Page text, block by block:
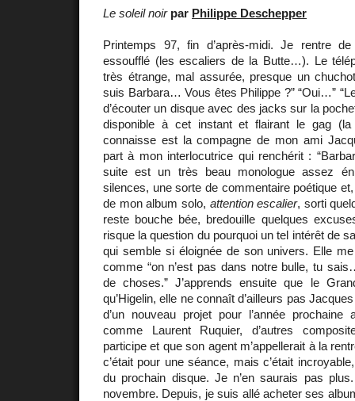
Le soleil noir par Philippe Deschepper
Printemps 97, fin d’après-midi. Je rentre
essoufflé (les escaliers de la Butte…). Le
très étrange, mal assurée, presque un
suis Barbara… Vous êtes Philippe ?” “Oui…”
d’écouter un disque avec des jacks sur la
disponible à cet instant et flairant le gag
connaisse est la compagne de mon ami
part à mon interlocutrice qui renchérit :
suite est un très beau monologue assez
silences, une sorte de commentaire poétique
de mon album solo, attention escalier, sorti
reste bouche bée, bredouille quelques
risque la question du pourquoi un tel intérêt de
qui semble si éloignée de son univers. Elle
comme “on n’est pas dans notre bulle, tu
de choses.” J’apprends ensuite que le
qu’Higelin, elle ne connaît d’ailleurs pas
d’un nouveau projet pour l’année prochaine
comme Laurent Ruquier, d’autres
participe et que son agent m’appellerait à la
c’était pour une séance, mais c’était
du prochain disque. Je n’en saurais pas
novembre. Depuis, je suis allé acheter ses